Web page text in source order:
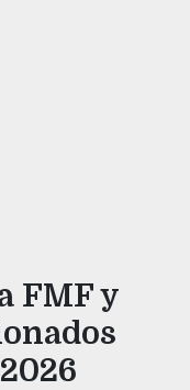
FMF y